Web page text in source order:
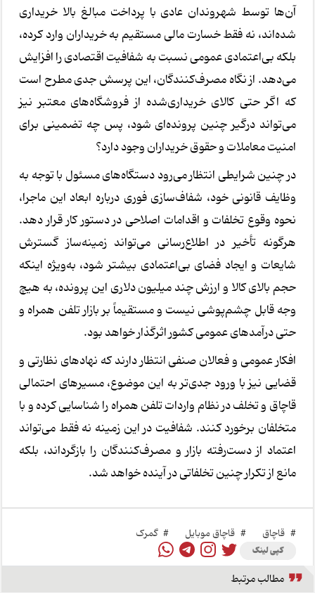
آن‌ها توسط شهروندان عادی با پرداخت مبالغ بالا خریداری
شده‌اند، نه فقط خسارت مالی مستقیم به خریداران وارد کرده،
بلکه بی‌اعتمادی عمومی نسبت به شفافیت اقتصادی را افزایش
می‌دهد. از نگاه مصرف‌کنندگان، این پرسش جدی مطرح است
که اگر حتی کالای خریداری‌شده از فروشگاه‌های معتبر نیز
می‌تواند درگیر چنین پرونده‌ای شود، پس چه تضمینی برای
امنیت معاملات و حقوق خریداران وجود دارد؟
در چنین شرایطی انتظار می‌رود دستگاه‌های مسئول با توجه به
وظایف قانونی خود، شفاف‌سازی فوری درباره ابعاد این ماجرا،
نحوه وقوع تخلفات و اقدامات اصلاحی در دستور کار قرار دهد.
هرگونه تأخیر در اطلاع‌رسانی می‌تواند زمینه‌ساز گسترش
شایعات و ایجاد فضای بی‌اعتمادی بیشتر شود، به‌ویژه اینکه
حجم بالای کالا و ارزش چند میلیون دلاری این پرونده، به هیچ
وجه قابل چشم‌پوشی نیست و مستقیماً بر بازار تلفن همراه و
حتی درآمدهای عمومی کشور اثرگذار خواهد بود.
افکار عمومی و فعالان صنفی انتظار دارند که نهادهای نظارتی و
قضایی نیز با ورود جدی‌تر به این موضوع، مسیرهای احتمالی
قاچاق و تخلف در نظام واردات تلفن همراه را شناسایی کرده و با
متخلفان برخورد کنند. شفافیت در این زمینه نه فقط می‌تواند
اعتماد از دست‌رفته بازار و مصرف‌کنندگان را بازگرداند، بلکه
مانع از تکرار چنین تخلفاتی در آینده خواهد شد.
# قاچاق # قاچاق موبایل # گمرک
کپی لینک
مطالب مرتبط